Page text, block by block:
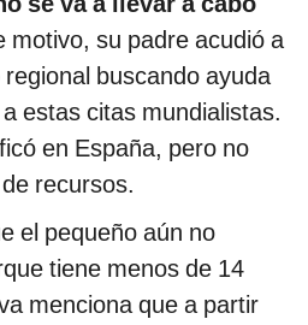
motivo, su padre acudió a
buscando ayuda
estas citas mundialistas.
en España, pero no
recursos.
el pequeño aún no
tiene menos de 14
menciona que a partir